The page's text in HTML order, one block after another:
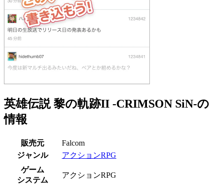
英雄伝説 黎の軌跡II -CRIMSON SiN-の
情報
販売元
Falcom
ジャンル
アクションRPG
ゲーム
システム
アクションRPG